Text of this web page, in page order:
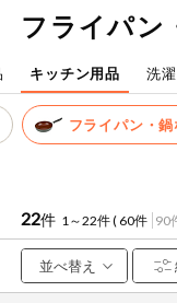
登録から開始まで
注文番号注文
お気に入り注文
魚介・加工品
米・雑穀など
パン・ジャム
豆腐・納豆・
こんにゃく
キーワードをすべ
メーカー名
カテゴリ
フライパン
キッチン用品 洗
フライパン・
22件 1～22件 ( 60件 90